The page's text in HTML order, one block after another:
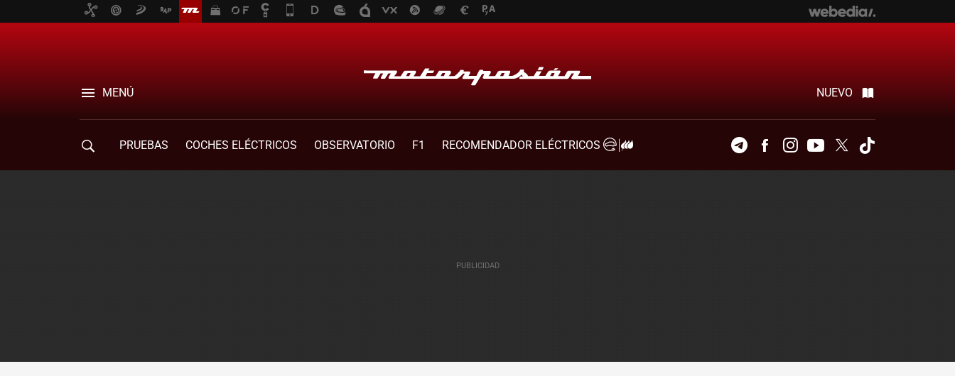
MENÚ NUEVO
PRUEBAS COCHES ELÉCTRICOS OBSERVATORIO F1
RECOMENDADOR ELÉCTRICOS
TelegramFacebookInstagramYoutubeTwitter